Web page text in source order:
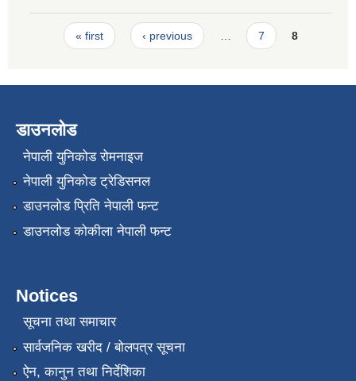
Pages
« first ‹ previous 7 8
डाउनलोड
नेपाली युनिकोड रोमनाइज
नेपाली युनिकोड ट्रेडिसनल
डाउनलोड प्रिति नेपाली फन्ट
डाउनलोड कोकीला नेपाली फन्ट
Notices
सूचना तथा समाचार
सार्वजनिक खरीद / बोलपत्र सूचना
ऐन, कानुन तथा निर्देशिका